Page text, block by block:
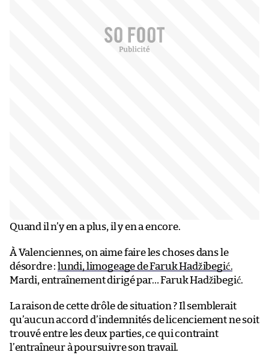
Quand il n’y en a plus, il y en a encore.
À Valenciennes, on aime faire les choses dans le
désordre : lundi, limogeage de Faruk Hadžibegić.
Mardi, entraînement dirigé par… Faruk Hadžibegić.
La raison de cette drôle de situation ? Il semblerait
qu’aucun accord d’indemnités de licenciement ne soit
trouvé entre les deux parties, ce qui contraint
l’entraîneur à poursuivre son travail.